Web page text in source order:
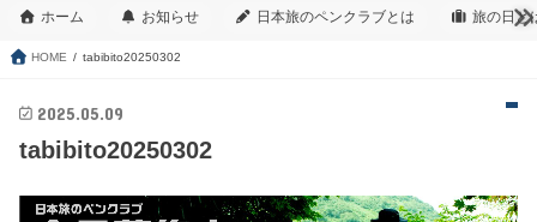
ホーム お知らせ 日本旅のペンクラブとは 旅の日と
HOME tabibito20250302
2025.05.09
tabibito20250302